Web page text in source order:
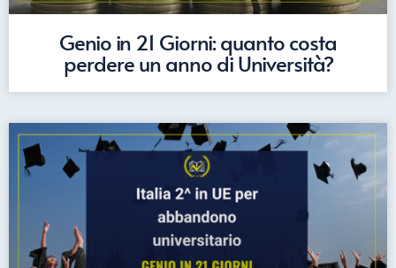
Genio in 21 Giorni: quanto costa
perdere un anno di Università?